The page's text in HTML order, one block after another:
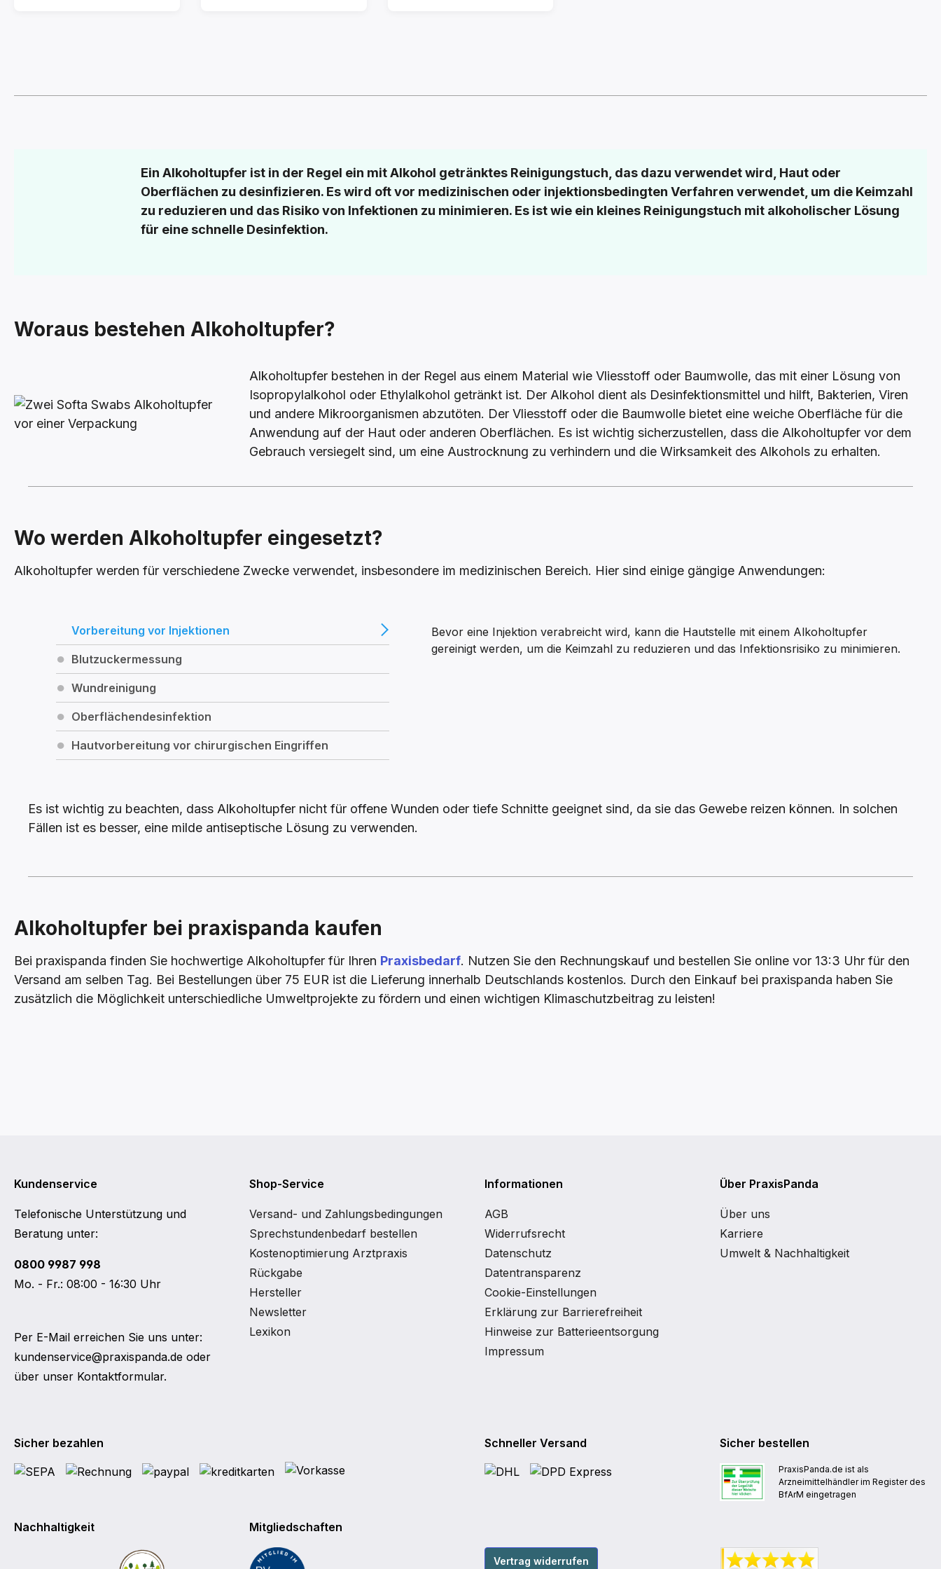
Ein Alkoholtupfer ist in der Regel ein mit Alkohol getränktes Reinigungstuch, das dazu verwendet wird, Haut oder
Oberflächen zu desinfizieren. Es wird oft vor medizinischen oder injektionsbedingten Verfahren verwendet, um die Keimzahl
zu reduzieren und das Risiko von Infektionen zu minimieren. Es ist wie ein kleines Reinigungstuch mit alkoholischer Lösung
für eine schnelle Desinfektion.
Woraus bestehen Alkoholtupfer?
Alkoholtupfer bestehen in der Regel aus einem Material wie Vliesstoff oder Baumwolle, das mit einer Lösung von
Isopropylalkohol oder Ethylalkohol getränkt ist. Der Alkohol dient als Desinfektionsmittel und hilft, Bakterien, Viren
und andere Mikroorganismen abzutöten. Der Vliesstoff oder die Baumwolle bietet eine weiche Oberfläche für die
Anwendung auf der Haut oder anderen Oberflächen. Es ist wichtig sicherzustellen, dass die Alkoholtupfer vor dem
Gebrauch versiegelt sind, um eine Austrocknung zu verhindern und die Wirksamkeit des Alkohols zu erhalten.
Wo werden Alkoholtupfer eingesetzt?
Alkoholtupfer werden für verschiedene Zwecke verwendet, insbesondere im medizinischen Bereich. Hier sind einige gängige Anwendungen:
Bevor eine Injektion verabreicht wird, kann die Hautstelle mit einem Alkoholtupfer
gereinigt werden, um die Keimzahl zu reduzieren und das Infektionsrisiko zu minimieren.
Vorbereitung vor Injektionen
Blutzuckermessung
Wundreinigung
Oberflächendesinfektion
Hautvorbereitung vor chirurgischen Eingriffen
Es ist wichtig zu beachten, dass Alkoholtupfer nicht für offene Wunden oder tiefe Schnitte geeignet sind, da sie das Gewebe reizen können. In solchen
Fällen ist es besser, eine milde antiseptische Lösung zu verwenden.
Alkoholtupfer bei praxispanda kaufen
Bei praxispanda finden Sie hochwertige Alkoholtupfer für Ihren Praxisbedarf. Nutzen Sie den Rechnungskauf und bestellen Sie online vor 13:3 Uhr für den
Versand am selben Tag. Bei Bestellungen über 75 EUR ist die Lieferung innerhalb Deutschlands kostenlos. Durch den Einkauf bei praxispanda haben Sie
zusätzlich die Möglichkeit unterschiedliche Umweltprojekte zu fördern und einen wichtigen Klimaschutzbeitrag zu leisten!
Kundenservice
Telefonische Unterstützung und
Beratung unter:
0800 9987 998
Mo. - Fr.: 08:00 - 16:30 Uhr
Per E-Mail erreichen Sie uns unter:
kundenservice@praxispanda.de oder
über unser Kontaktformular.
Shop-Service
Versand- und Zahlungsbedingungen
Sprechstundenbedarf bestellen
Kostenoptimierung Arztpraxis
Rückgabe
Hersteller
Newsletter
Lexikon
Informationen
AGB
Widerrufsrecht
Datenschutz
Datentransparenz
Cookie-Einstellungen
Erklärung zur Barrierefreiheit
Hinweise zur Batterieentsorgung
Impressum
Über PraxisPanda
Über uns
Karriere
Umwelt & Nachhaltigkeit
Sicher bezahlen Schneller Versand Sicher bestellen
PraxisPanda.de ist als
Arzneimittelhändler im Register des
BfArM eingetragen
Nachhaltigkeit Mitgliedschaften
Vertrag widerrufen